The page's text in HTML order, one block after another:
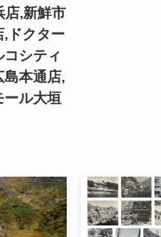
,新鮮市
,ドクター
シティ
島本通店,
ール大垣